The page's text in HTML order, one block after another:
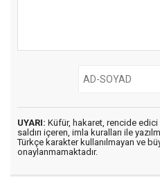
UYARI: Küfür, hakaret, rencide
saldırı içeren, imla kuralları ile
Türkçe karakter kullanılmayan ve
onaylanmamaktadır.